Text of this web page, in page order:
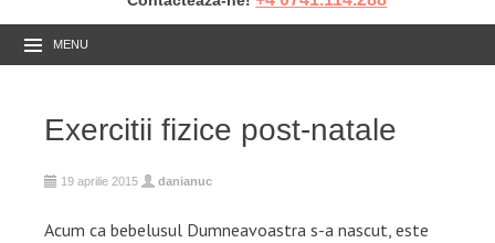
MENU
Exercitii fizice post-natale
19 aprilie 2015 danianuc
Acum ca bebelusul Dumneavoastra s-a nascut, este